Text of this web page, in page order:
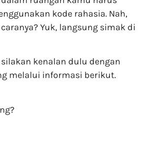
kode rahasia. Nah,
Yuk, langsung simak di
kenalan dulu dengan
melalui informasi berikut.